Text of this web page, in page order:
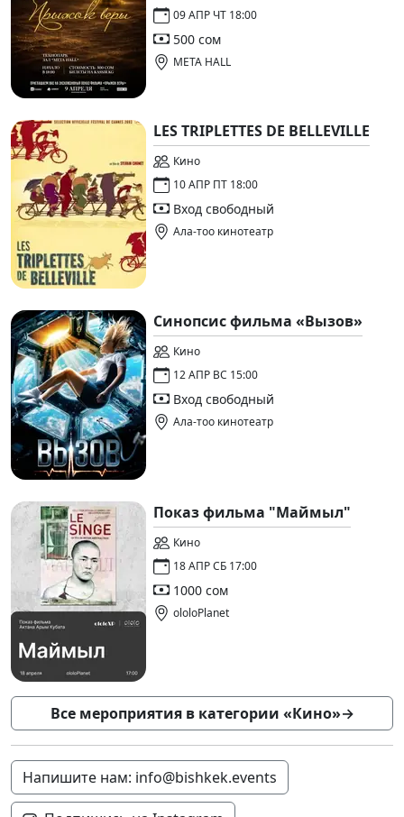
09 АПР ЧТ 18:00
500 сом
META HALL
LES TRIPLETTES DE BELLEVILLE
Кино
10 АПР ПТ 18:00
Вход свободный
Ала-тоо кинотеатр
Синопсис фильма «Вызов»
Кино
12 АПР ВС 15:00
Вход свободный
Ала-тоо кинотеатр
Показ фильма "Маймыл"
Кино
18 АПР СБ 17:00
1000 сом
ololoPlanet
Все мероприятия в категории «Кино»→
Напишите нам: info@bishkek.events